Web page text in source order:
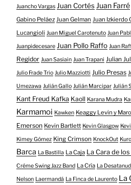
Juancho Vargas Juan Cortés Juan Farré
Gabino Peláez Juan Gelman Juan Izkierdo
Lucangioli Juan Miguel Carotenuto Juan
Juanpidecesare Juan Pollo Raffo Juan
Regidor Juan Sasiain Juan Trapani Julian
Julio Frade Trio Julio Mazziotti Julio Presas
Umezawa Julián Gallo Julián Marcipar Julián
Kant Freud Kafka Kaoll Karana Mudra
Karmamoi Kawken Keaggy Levin y
Emerson Kevin Bartlett Kevin Glasgow
Kimey Gómez King Crimson KnockOut
Barca La Bastilla La Caja La Cara de
Créme Swing Jazz Band La Cría La
Nelson Laermandá La Finca de Laurento La